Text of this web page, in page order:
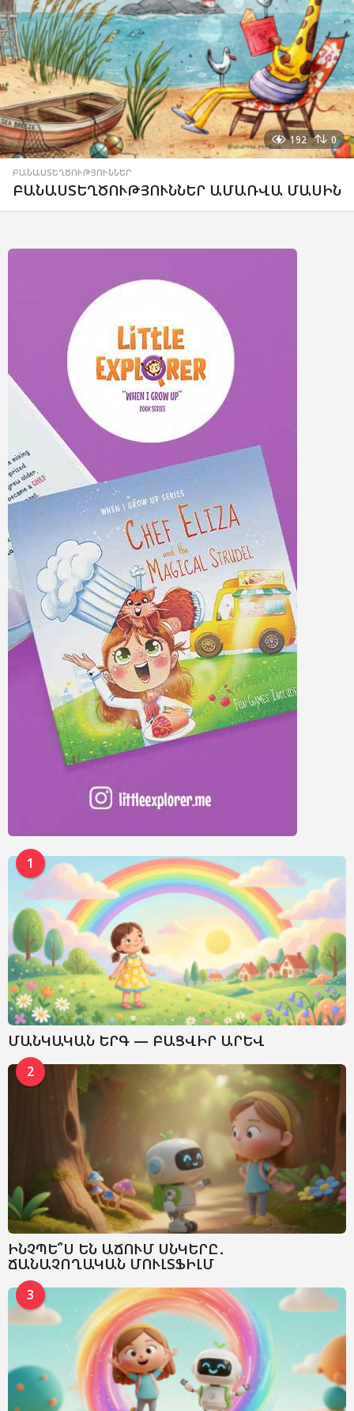
192 0
ԲԱՆԱՍՏԵՂԾՈՒԹՅՈՒՆՆԵՐ
ԲԱՆԱՍՏԵՂԾՈՒԹՅՈՒՆՆԵՐ ԱՄԱՌՎԱ ՄԱՍԻՆ
1
ՄԱՆԿԱԿԱՆ ԵՐԳ — ԲԱՑՎԻՐ ԱՐԵՎ
2
ԻՆՉՊԵ՞Ս ԵՆ ԱՃՈՒՄ ՍՆԿԵՐԸ․
ՃԱՆԱՉՈՂԱԿԱՆ ՄՈՒԼՏՖԻԼՄ
3